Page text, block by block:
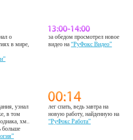
о
в мире,
за обедом просмотрел новое
видео на“РуФокс Видео”
узнал
в том
хм..
больше
лег спать, ведь завтра на
новую работу, найденную на
“РуФокс Работа”